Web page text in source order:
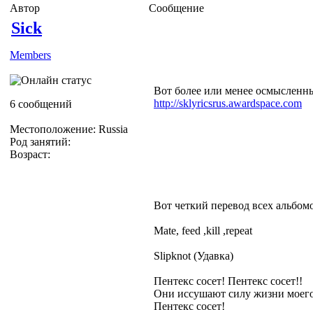
Автор
Сообщение
Sick
Members
6 сообщений
Местоположение: Russia
Род занятий:
Возраст:
Вот более или менее
http://sklyricsrus.awardspace.com
Вот четкий перевод всех
Mate, feed ,kill ,repeat
Slipknot (Удавка)
Пентекс сосет! Пентекс сосет!!
Они иссушают силу жизни
Пентекс сосет!